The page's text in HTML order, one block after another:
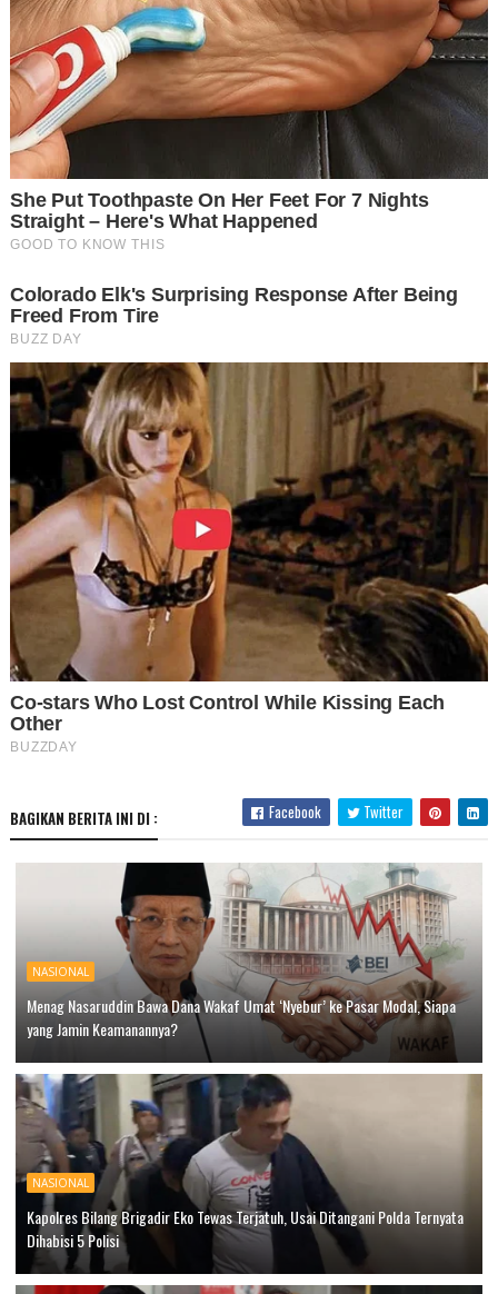
BAGIKAN BERITA INI DI : Facebook Twitter
NASIONAL
Menag Nasaruddin Bawa Dana Wakaf Umat ‘Nyebur’ ke Pasar Modal, Siapa
yang Jamin Keamanannya?
NASIONAL
Kapolres Bilang Brigadir Eko Tewas Terjatuh, Usai Ditangani Polda Ternyata
Dihabisi 5 Polisi